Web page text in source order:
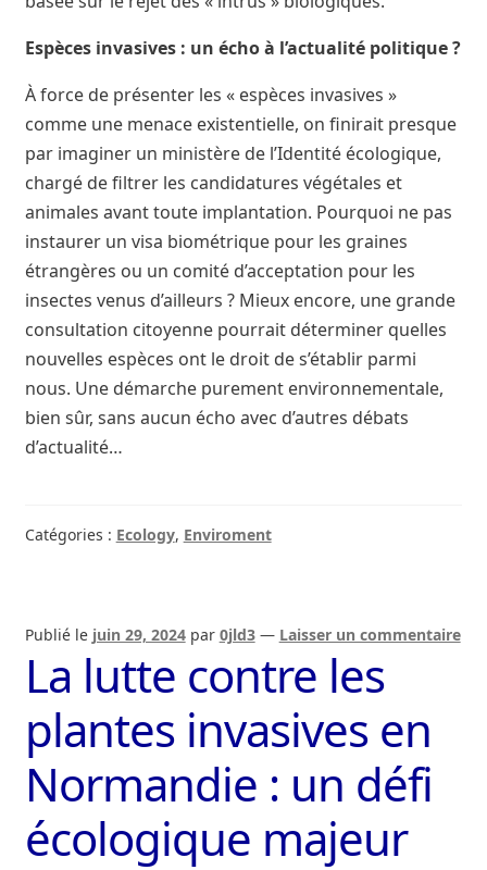
Espèces invasives : un écho à l’actualité politique ?
À force de présenter les « espèces invasives »
comme une menace existentielle, on finirait presque
par imaginer un ministère de l’Identité écologique,
chargé de filtrer les candidatures végétales et
animales avant toute implantation. Pourquoi ne pas
instaurer un visa biométrique pour les graines
étrangères ou un comité d’acceptation pour les
insectes venus d’ailleurs ? Mieux encore, une grande
consultation citoyenne pourrait déterminer quelles
nouvelles espèces ont le droit de s’établir parmi
nous. Une démarche purement environnementale,
bien sûr, sans aucun écho avec d’autres débats
d’actualité…
Catégories : Ecology, Enviroment
Publié le juin 29, 2024 par 0jld3 — Laisser un commentaire
La lutte contre les
plantes invasives en
Normandie : un défi
écologique majeur